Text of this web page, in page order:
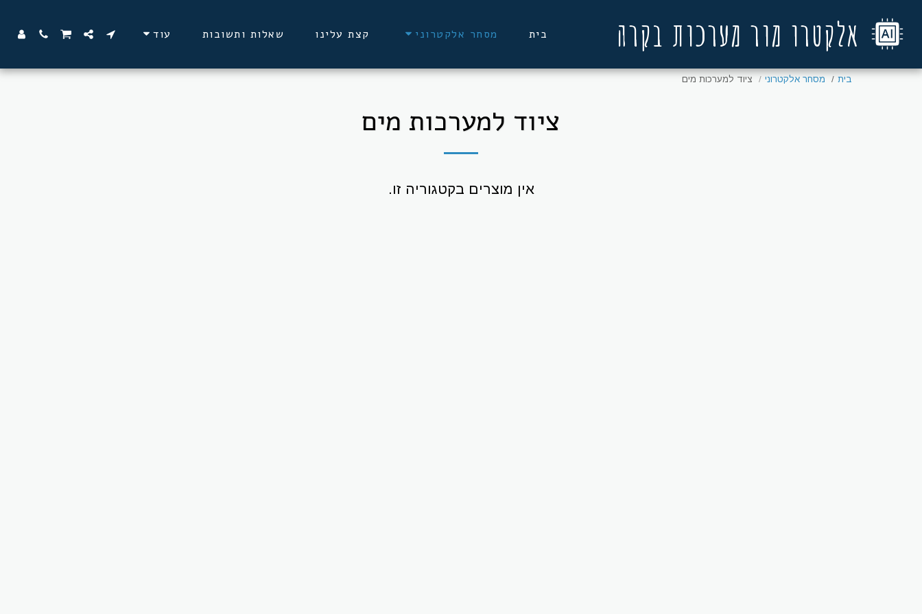
אלקטרו מור מערכות בקרה בית מסחר אלקטרוני קצת עלינו שאלות ותשובות עוד
בית מסחר אלקטרוני ציוד למערכות מים
ציוד למערכות מים
אין מוצרים בקטגוריה זו.